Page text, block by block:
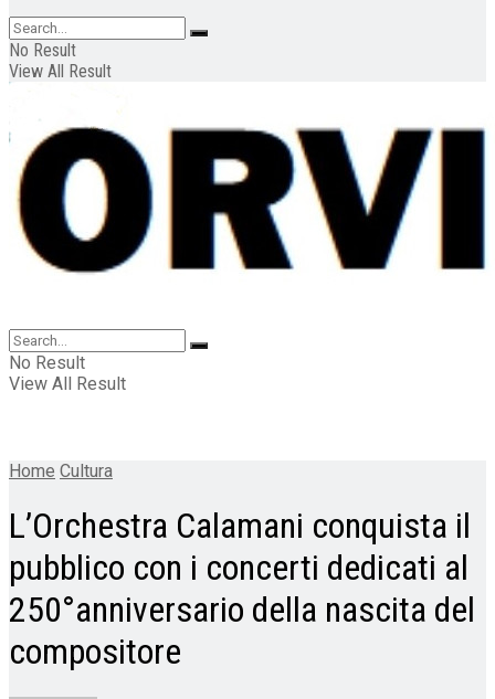
No Result
View All Result
No Result
View All Result
Home Cultura
L’Orchestra Calamani conquista il
pubblico con i concerti dedicati al
250°anniversario della nascita del
compositore